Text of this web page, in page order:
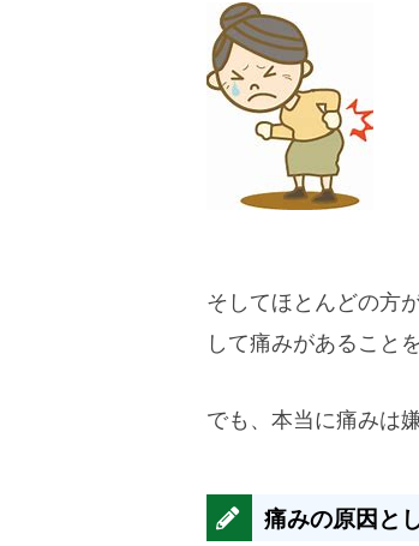
そしてほとんどの方
して痛みがあること
でも、本当に痛みは
痛みの原因と